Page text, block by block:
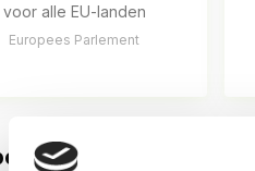
voor alle EU-landen
Europees Parlement
en internationale